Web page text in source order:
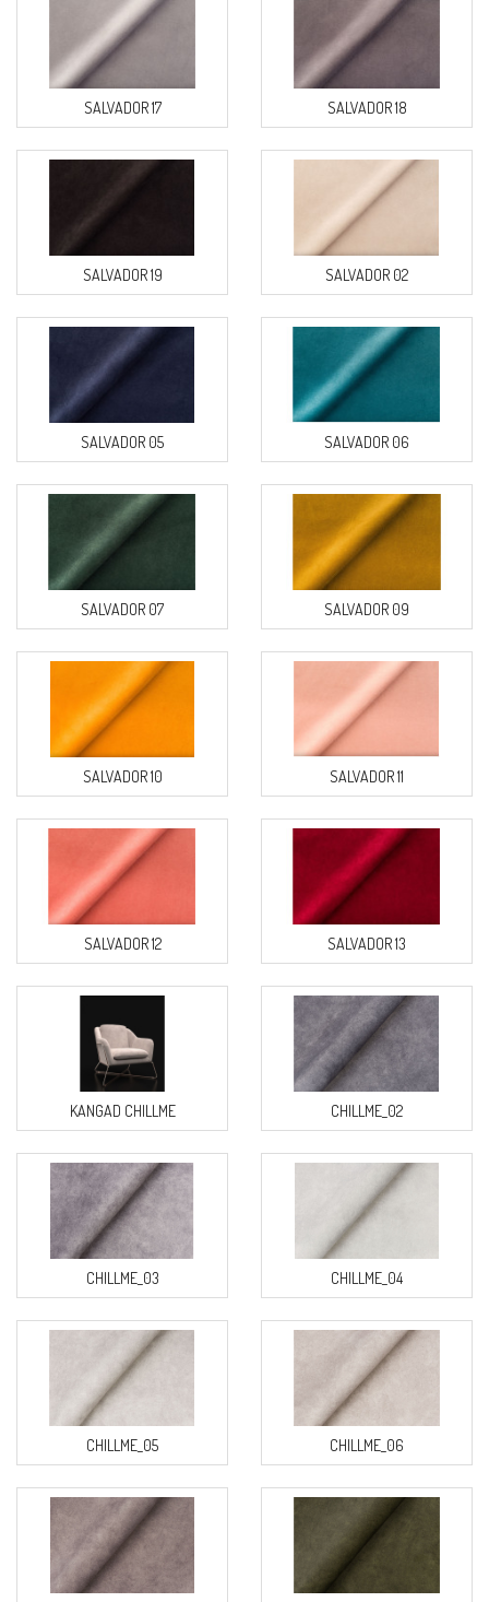
SALVADOR 17 SALVADOR 18
SALVADOR 19 SALVADOR 02
SALVADOR 05 SALVADOR 06
SALVADOR 07 SALVADOR 09
SALVADOR 10 SALVADOR 11
SALVADOR 12 SALVADOR 13
KANGAD CHILLME CHILLME_02
CHILLME_03 CHILLME_04
CHILLME_05 CHILLME_06